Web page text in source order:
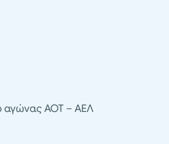
αγώνας ΑΟΤ – ΑΕΛ